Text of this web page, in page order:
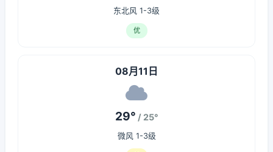
东北风 1-3级
优
08月11日
29° / 25°
微风 1-3级